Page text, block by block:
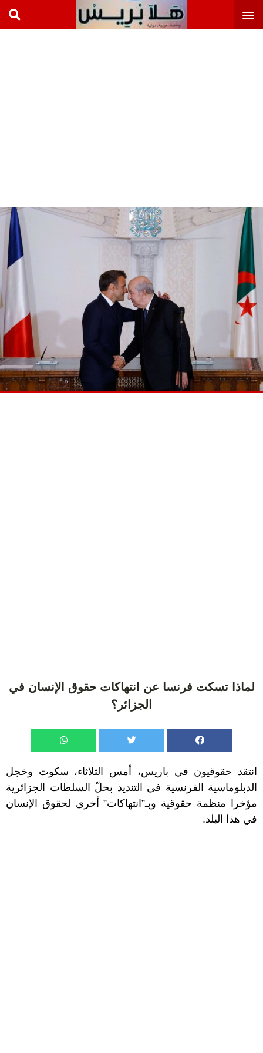
لماذا تسكت فرنسا عن انتهاكات حقوق الإنسان في
الجزائر؟
انتقد حقوقيون في باريس، أمس الثلاثاء، سكوت وخجل
الدبلوماسية الفرنسية في التنديد بحلّ السلطات الجزائرية
مؤخرا منظمة حقوقية وبـ”انتهاكات” أخرى لحقوق الإنسان
في هذا البلد.